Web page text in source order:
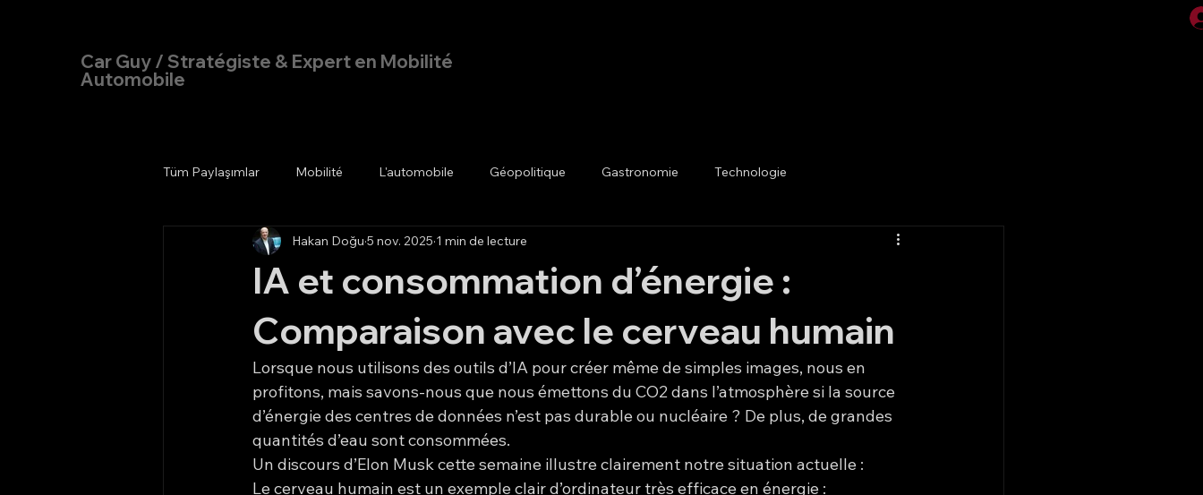
Car Guy / Stratégiste & Expert en Mobilité
Automobile
Tüm Paylaşımlar Mobilité L'automobile Géopolitique Gastronomie Technologie
IA et consommation d’énergie :
Comparaison avec le cerveau humain
Hakan Doğu 5 nov. 2025 1 min de lecture
Lorsque nous utilisons des outils d’IA pour créer même de simples images, nous en
profitons, mais savons-nous que nous émettons du CO2 dans l’atmosphère si la source
d’énergie des centres de données n’est pas durable ou nucléaire ? De plus, de grandes
quantités d’eau sont consommées.
Un discours d’Elon Musk cette semaine illustre clairement notre situation actuelle :
Le cerveau humain est un exemple clair d’ordinateur très efficace en énergie :